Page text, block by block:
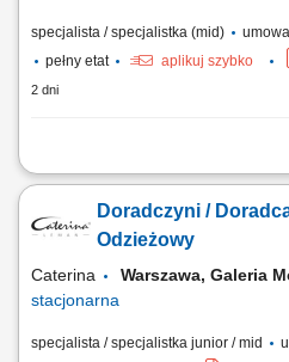
specjalista / specjalistka (mid)
pełny etat
aplikuj szybko
2 dni
Jak wygląda Twój dzień? Prowadzenie
szans sprzedażowych oraz inicjowanie
partnerami; Profesjonalne doradztwo w
Doradczyni /
Odzieżowy
Caterina Warszawa, Galeria
stacjonarna
specjalista / specjalistka junior / mid